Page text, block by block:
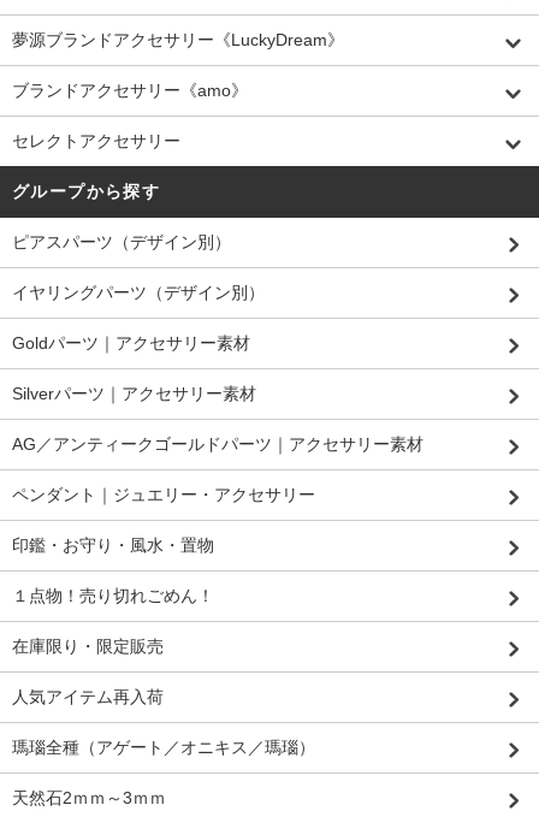
夢源ブランドアクセサリー《LuckyDream》
ブランドアクセサリー《amo》
セレクトアクセサリー
グループから探す
ピアスパーツ（デザイン別）
イヤリングパーツ（デザイン別）
Goldパーツ｜アクセサリー素材
Silverパーツ｜アクセサリー素材
AG／アンティークゴールドパーツ｜アクセサリー素材
ペンダント｜ジュエリー・アクセサリー
印鑑・お守り・風水・置物
１点物！売り切れごめん！
在庫限り・限定販売
人気アイテム再入荷
瑪瑙全種（アゲート／オニキス／瑪瑙）
天然石2ｍｍ～3ｍｍ